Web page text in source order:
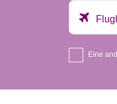
Eine